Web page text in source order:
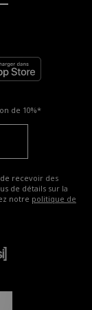
de 10%*
recevoir des
de détails sur la
notre politique de